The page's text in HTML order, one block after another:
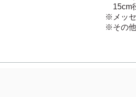
15cm
​※メッ
※その他